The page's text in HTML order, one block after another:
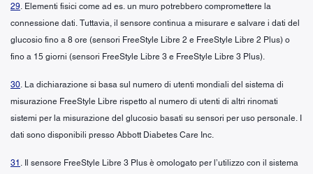
29. Elementi fisici come ad es. un muro potrebbero compromettere la
connessione dati. Tuttavia, il sensore continua a misurare e salvare i dati del
glucosio fino a 8 ore (sensori FreeStyle Libre 2 e FreeStyle Libre 2 Plus) o
fino a 15 giorni (sensori FreeStyle Libre 3 e FreeStyle Libre 3 Plus).
30. La dichiarazione si basa sul numero di utenti mondiali del sistema di
misurazione FreeStyle Libre rispetto al numero di utenti di altri rinomati
sistemi per la misurazione del glucosio basati su sensori per uso personale. I
dati sono disponibili presso Abbott Diabetes Care Inc.
31 . Il sensore FreeStyle Libre 3 Plus è omologato per l’utilizzo con il sistema